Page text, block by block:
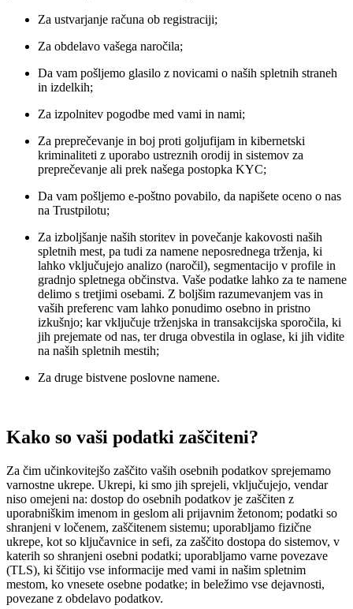
Za ustvarjanje računa ob registraciji;
Za obdelavo vašega naročila;
Da vam pošljemo glasilo z novicami o naših spletnih straneh
in izdelkih;
Za izpolnitev pogodbe med vami in nami;
Za preprečevanje in boj proti goljufijam in kibernetski
kriminaliteti z uporabo ustreznih orodij in sistemov za
preprečevanje ali prek našega postopka KYC;
Da vam pošljemo e-poštno povabilo, da napišete oceno o nas
na Trustpilotu;
Za izboljšanje naših storitev in povečanje kakovosti naših
spletnih mest, pa tudi za namene neposrednega trženja, ki
lahko vključujejo analizo (naročil), segmentacijo v profile in
gradnjo spletnega občinstva. Vaše podatke lahko za te namene
delimo s tretjimi osebami. Z boljšim razumevanjem vas in
vaših preferenc vam lahko ponudimo osebno in pristno
izkušnjo; kar vključuje trženjska in transakcijska sporočila, ki
jih prejemate od nas, ter druga obvestila in oglase, ki jih vidite
na naših spletnih mestih;
Za druge bistvene poslovne namene.
Kako so vaši podatki zaščiteni?
Za čim učinkovitejšo zaščito vaših osebnih podatkov sprejemamo
varnostne ukrepe. Ukrepi, ki smo jih sprejeli, vključujejo, vendar
niso omejeni na: dostop do osebnih podatkov je zaščiten z
uporabniškim imenom in geslom ali prijavnim žetonom; podatki so
shranjeni v ločenem, zaščitenem sistemu; uporabljamo fizične
ukrepe, kot so ključavnice in sefi, za zaščito dostopa do sistemov, v
katerih so shranjeni osebni podatki; uporabljamo varne povezave
(TLS), ki ščitijo vse informacije med vami in našim spletnim
mestom, ko vnesete osebne podatke; in beležimo vse dejavnosti,
povezane z obdelavo podatkov.